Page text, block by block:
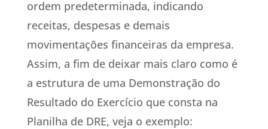
ordem predeterminada, indicando
receitas, despesas e demais
movimentações financeiras da empresa.
Assim, a fim de deixar mais claro como é
a estrutura de uma Demonstração do
Resultado do Exercício que consta na
Planilha de DRE, veja o exemplo: